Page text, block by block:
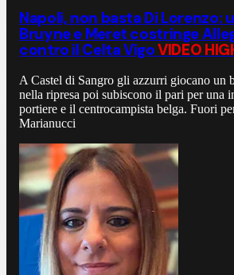
Napoli, non basta Di Lorenzo:
Bruyne e Meret costringe
contro il Celta VigoVIDEO
A Castel di Sangro gli azzurri giocano un
nella ripresa poi subiscono il pari per una
portiere e il centrocampista belga. Fuori
Marianucci